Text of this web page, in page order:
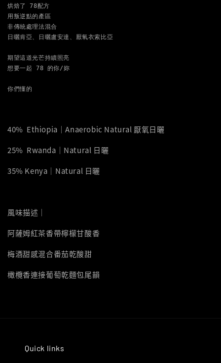
烘焙了 78配方
用叛逆點的產區
非傳統處理法混合
日曬肯亞、日曬盧安達、厭氧衣索比亞
期望這道光芒持續照亮
想要一起 78 的你/妳
你們懂的
40% Ethiopia｜Anaerobic Natural 厭氧日曬
25% Rwanda｜Natural 日曬
35% Kenya｜Natural 日曬
風味描述｜
阿薩姆紅茶香帶檸檬甘酸香
梅酒甜感混合番茄乾酸甜
橄欖香連接葡萄乾麵包尾韻
Quick links